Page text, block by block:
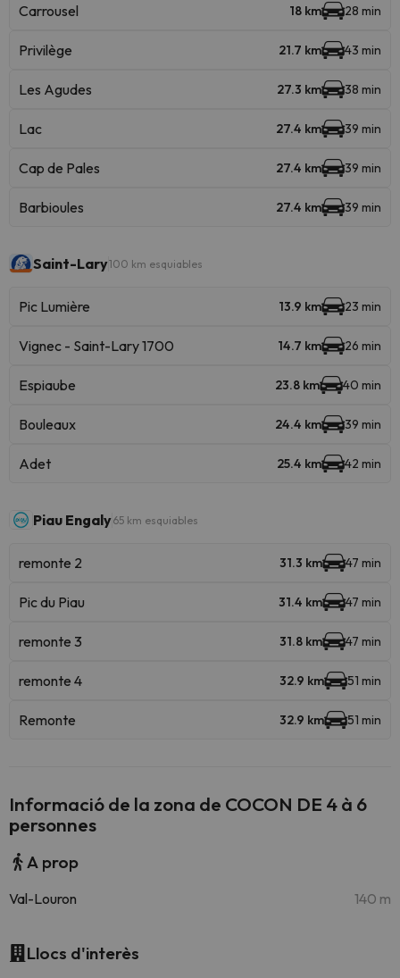
Carrousel 18 km 28 min
Privilège 21.7 km 43 min
Les Agudes 27.3 km 38 min
Lac 27.4 km 39 min
Cap de Pales 27.4 km 39 min
Barbioules 27.4 km 39 min
Saint-Lary100 km esquiables
Pic Lumière 13.9 km 23 min
Vignec - Saint-Lary 1700 14.7 km 26 min
Espiaube 23.8 km 40 min
Bouleaux 24.4 km 39 min
Adet 25.4 km 42 min
Piau Engaly65 km esquiables
remonte 2 31.3 km 47 min
Pic du Piau 31.4 km 47 min
remonte 3 31.8 km 47 min
remonte 4 32.9 km 51 min
Remonte 32.9 km 51 min
Informació de la zona de COCON DE 4 à 6
personnes
A prop
Val-Louron 140 m
Llocs d'interès